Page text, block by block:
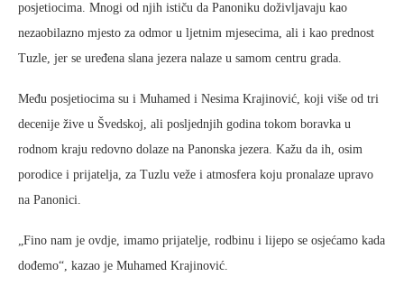
posjetiocima. Mnogi od njih ističu da Panoniku doživljavaju kao
nezaobilazno mjesto za odmor u ljetnim mjesecima, ali i kao prednost
Tuzle, jer se uređena slana jezera nalaze u samom centru grada.
Među posjetiocima su i Muhamed i Nesima Krajinović, koji više od tri
decenije žive u Švedskoj, ali posljednjih godina tokom boravka u
rodnom kraju redovno dolaze na Panonska jezera. Kažu da ih, osim
porodice i prijatelja, za Tuzlu veže i atmosfera koju pronalaze upravo
na Panonici.
„Fino nam je ovdje, imamo prijatelje, rodbinu i lijepo se osjećamo kada
dođemo“, kazao je Muhamed Krajinović.